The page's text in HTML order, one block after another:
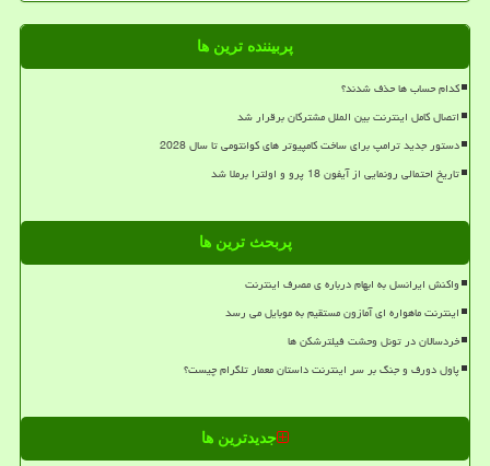
پربیننده ترین ها
کدام حساب ها حذف شدند؟
اتصال کامل اینترنت بین الملل مشترکان برقرار شد
دستور جدید ترامپ برای ساخت کامپیوتر های کوانتومی تا سال 2028
تاریخ احتمالی رونمایی از آیفون 18 پرو و اولترا برملا شد
پربحث ترین ها
واکنش ایرانسل به ابهام درباره ی مصرف اینترنت
اینترنت ماهواره ای آمازون مستقیم به موبایل می رسد
خردسالان در تونل وحشت فیلترشکن ها
پاول دورف و جنگ بر سر اینترنت داستان معمار تلگرام چیست؟
جدیدترین ها